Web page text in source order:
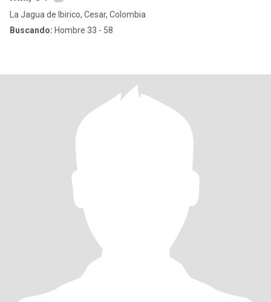
La Jagua de Ibirico, Cesar, Colombia
Buscando: Hombre 33 - 58